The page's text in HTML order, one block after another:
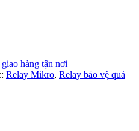
hàng tận nơi
Relay Mikro, Relay bảo vệ quá